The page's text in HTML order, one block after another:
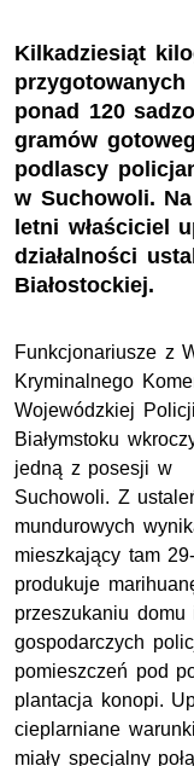
Kilkadziesiąt
ponad 120
gramów
podlascy
w Suchowoli.
letni właściciel
działalności
Białostockiej.
Funkcjonariusze z
Kryminalnego
Wojewódzkiej
Białymstoku
jedną z posesji w
Suchowoli. Z
mundurowych
mieszkający tam
produkuje
przeszukaniu
gospodarczych
pomieszczeń pod
plantacja konopi.
cieplarniane
miały specjalny